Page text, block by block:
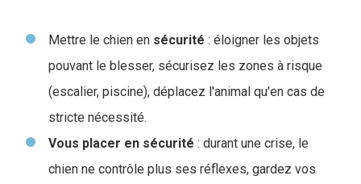
Mettre le chien en sécurité : éloigner les objets
pouvant le blesser, sécurisez les zones à risque
(escalier, piscine), déplacez l'animal qu'en cas de
stricte nécessité.
Vous placer en sécurité : durant une crise, le
chien ne contrôle plus ses réflexes, gardez vos